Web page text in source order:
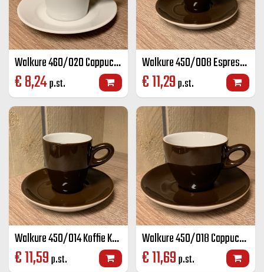
Walkure 460/020 Cappuccino K+S wit 20 cl
€8,24p.st.
Walkure 450/008 Espresso K+S kleur 8 cl
€11,29p.st.
Walkure 450/014 Koffie K+S kleur 14 cl
€11,59p.st.
Walkure 450/018 Cappuccino K+S kleur 18 cl
€11,69p.st.